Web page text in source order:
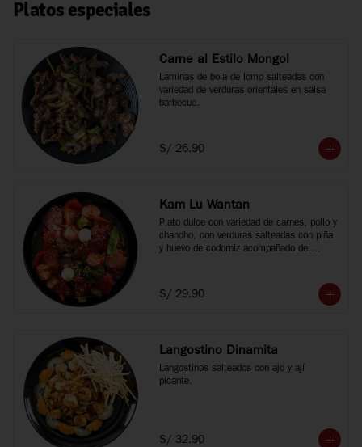
Platos especiales
Carne al Estilo Mongol
Laminas de bola de lomo salteadas con
variedad de verduras orientales en salsa
barbecue.
S/ 26.90
Kam Lu Wantan
Plato dulce con variedad de carnes, pollo y
chancho, con verduras salteadas con piña
y huevo de codorniz acompañado de
S/ 29.90
Langostino Dinamita
Langostinos salteados con ajo y ají
picante.
S/ 32.90